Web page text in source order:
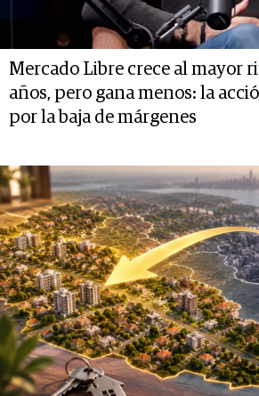
Mercado Libre crece al mayor
años, pero gana menos: la
por la baja de márgenes